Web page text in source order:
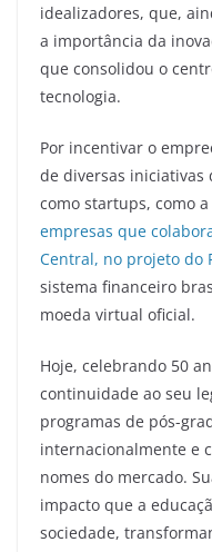
idealizadores, que,
a importância da
que consolidou o
tecnologia.
Por incentivar o
de diversas iniciativas
como startups, como a
empresas que
Central, no projeto do
sistema financeiro
moeda virtual oficial.
Hoje, celebrando 50
continuidade ao seu
programas de pós-
internacionalmente e
nomes do mercado.
impacto que a
sociedade,